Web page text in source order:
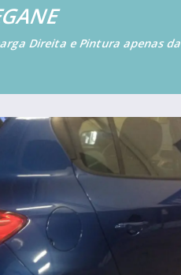
Direita e Pintura apenas da